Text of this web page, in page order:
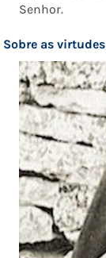
Senhor.
Sobre as